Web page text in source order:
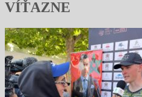
VÍŤAZNE